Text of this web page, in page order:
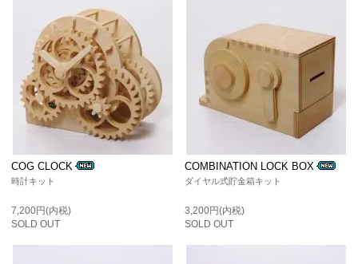
COG CLOCK
時計キット
7,200円(内税)
SOLD OUT
COMBINATION LOCK BOX
ダイヤル式貯金箱キット
3,200円(内税)
SOLD OUT